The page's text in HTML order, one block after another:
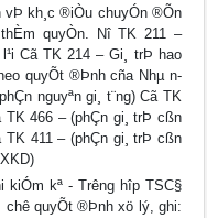
vÞ kh¸c ®iÒu chuyÓn ®Õn
quyÒn. Nî TK 211 –
Cã TK 214 – Gi¸ trÞ hao
quyÕt ®Þnh cña Nhµ n­
nguyªn gi¸ t¨ng) Cã TK
TK 466 – (phÇn gi¸ trÞ cßn
TK 411 – (phÇn gi¸ trÞ cßn
kiÓm kª - Tr­êng hîp TSC§
chê quyÕt ®Þnh xö lý, ghi: